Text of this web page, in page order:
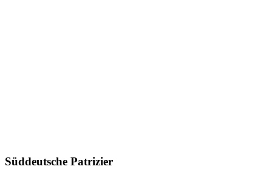
Süddeutsche Patrizier